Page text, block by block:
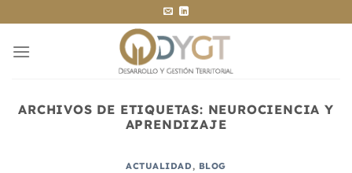
al
contenido
ARCHIVOS DE ETIQUETAS: NEUROCIENCIA Y
APRENDIZAJE
ACTUALIDAD, BLOG